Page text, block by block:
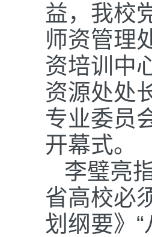
益，我校
师资管理
资培训中
资源处处
专业委员
开幕式。
李璧亮
省高校必
划纲要》